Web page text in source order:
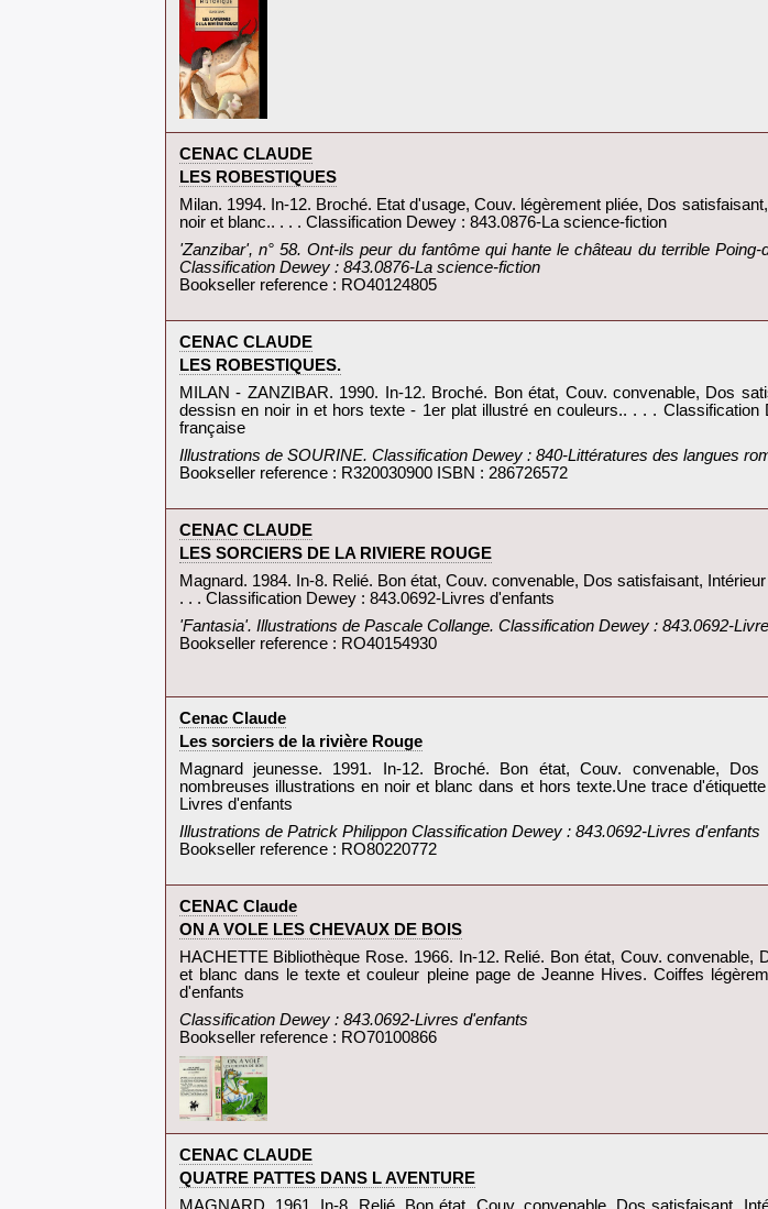
‎CENAC CLAUDE‎
‎LES ROBESTIQUES‎
‎Milan. 1994. In-12. Broché. Etat d'usage, Couv. légèrement pliée, Dos
noir et blanc.. . . . Classification Dewey : 843.0876-La science-fiction‎
‎'Zanzibar', n° 58. Ont-ils peur du fantôme qui hante le château du terrible
Classification Dewey : 843.0876-La science-fiction‎
Bookseller reference : RO40124805
‎CENAC CLAUDE‎
‎LES ROBESTIQUES.‎
‎MILAN - ZANZIBAR. 1990. In-12. Broché. Bon état, Couv. convenable, Dos
dessisn en noir in et hors texte - 1er plat illustré en couleurs.. . . .
française‎
‎Illustrations de SOURINE. Classification Dewey : 840-Littératures des langues
Bookseller reference : R320030900 ISBN : 286726572
‎CENAC CLAUDE‎
‎LES SORCIERS DE LA RIVIERE ROUGE‎
‎Magnard. 1984. In-8. Relié. Bon état, Couv. convenable, Dos satisfaisant,
. . . Classification Dewey : 843.0692-Livres d'enfants‎
‎'Fantasia'. Illustrations de Pascale Collange. Classification Dewey : 843.0692-
Bookseller reference : RO40154930
‎Cenac Claude‎
‎Les sorciers de la rivière Rouge‎
‎Magnard jeunesse. 1991. In-12. Broché. Bon état, Couv. convenable,
nombreuses illustrations en noir et blanc dans et hors texte.Une trace
Livres d'enfants‎
‎Illustrations de Patrick Philippon Classification Dewey : 843.0692-Livres d'enfants‎
Bookseller reference : RO80220772
‎CENAC Claude‎
‎ON A VOLE LES CHEVAUX DE BOIS‎
‎HACHETTE Bibliothèque Rose. 1966. In-12. Relié. Bon état, Couv.
et blanc dans le texte et couleur pleine page de Jeanne Hives. Coiffes
d'enfants‎
‎Classification Dewey : 843.0692-Livres d'enfants‎
Bookseller reference : RO70100866
‎CENAC CLAUDE‎
‎QUATRE PATTES DANS L AVENTURE‎